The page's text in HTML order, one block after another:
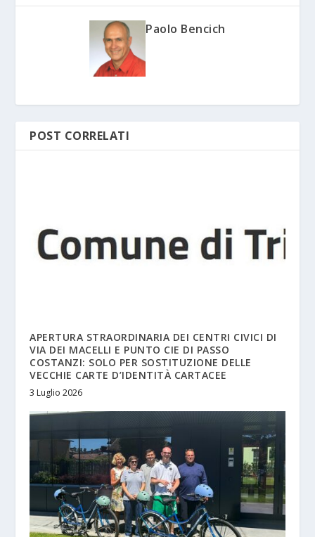
Paolo Bencich
POST CORRELATI
APERTURA STRAORDINARIA DEI CENTRI CIVICI DI
VIA DEI MACELLI E PUNTO CIE DI PASSO
COSTANZI: SOLO PER SOSTITUZIONE DELLE
VECCHIE CARTE D’IDENTITÀ CARTACEE
3 Luglio 2026